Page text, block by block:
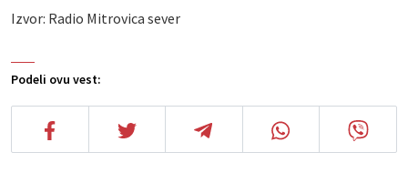
Podeli ovu vest:
Izvor: Radio Mitrovica sever